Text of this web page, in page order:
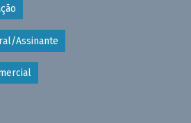
Assinante